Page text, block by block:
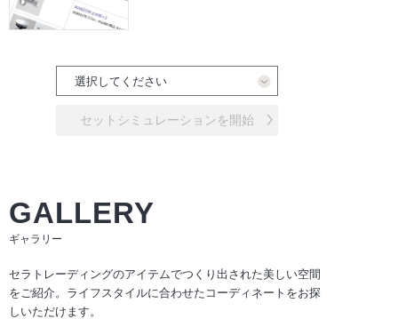
セットシミュレーションを開始
GALLERY
ギャラリー
セラトレーディングのアイテムでつくり出された美しい空間
をご紹介。ライフスタイルに合わせたコーディネートをお探
しいただけます。